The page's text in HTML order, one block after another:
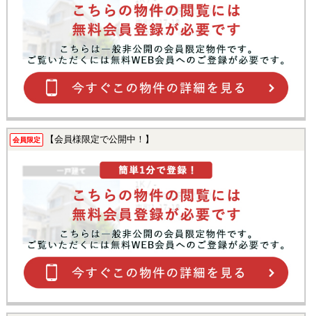
会員限定 【会員様限定で公開中！】